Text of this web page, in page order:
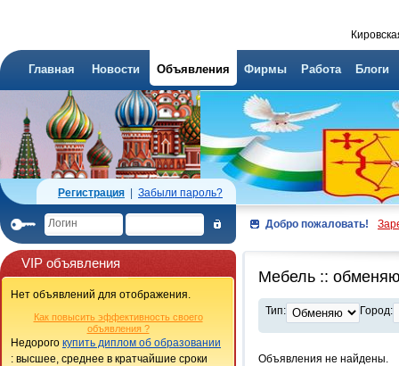
Главная Новости Объявления Фирмы Работа Блоги
Регистрация Забыли пароль?
Добро пожаловать!
VIP объявления
Нет объявлений для отображения.
Как повысить эффективность своего
объявления ?
Недорого купить диплом об образовании
: высшее, среднее в кратчайшие сроки
Мебель ::
Тип: Город:
Объявления не найдены.